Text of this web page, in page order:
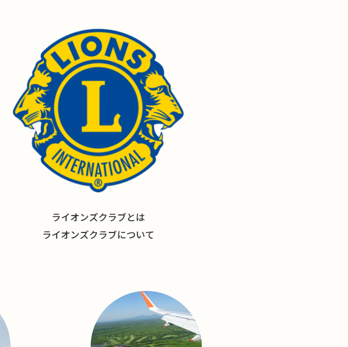
ライオンズクラブとは
ライオンズクラブについて